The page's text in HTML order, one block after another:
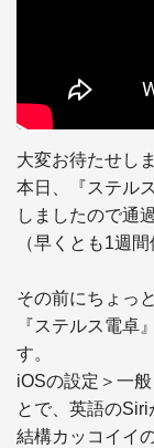
大変お待たせし
本日、『ステル
しましたので通
（早くとも1週
その前にちょっ
『ステルス電卓
す。
iOSの設定＞一
とで、英語の
結構カッコイイ